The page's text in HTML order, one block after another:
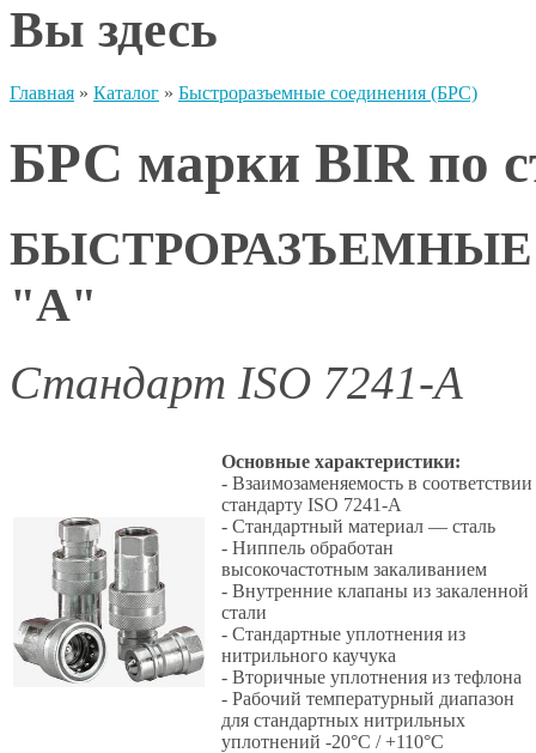
Вы здесь
Главная » Каталог » Быстроразъемные соединения (БРС)
БРС марки BIR по
"A"
Стандарт ISO 7241-A
Основные характеристики:
- Взаимозаменяемость в соответствии
стандарту ISO 7241-A
- Стандартный материал — сталь
- Ниппель обработан
высокочастотным закаливанием
- Внутренние клапаны из закаленной
стали
- Стандартные уплотнения из
нитрильного каучука
- Вторичные уплотнения из тефлона
- Рабочий температурный диапазон
для стандартных нитрильных
уплотнений -20°С / +110°C